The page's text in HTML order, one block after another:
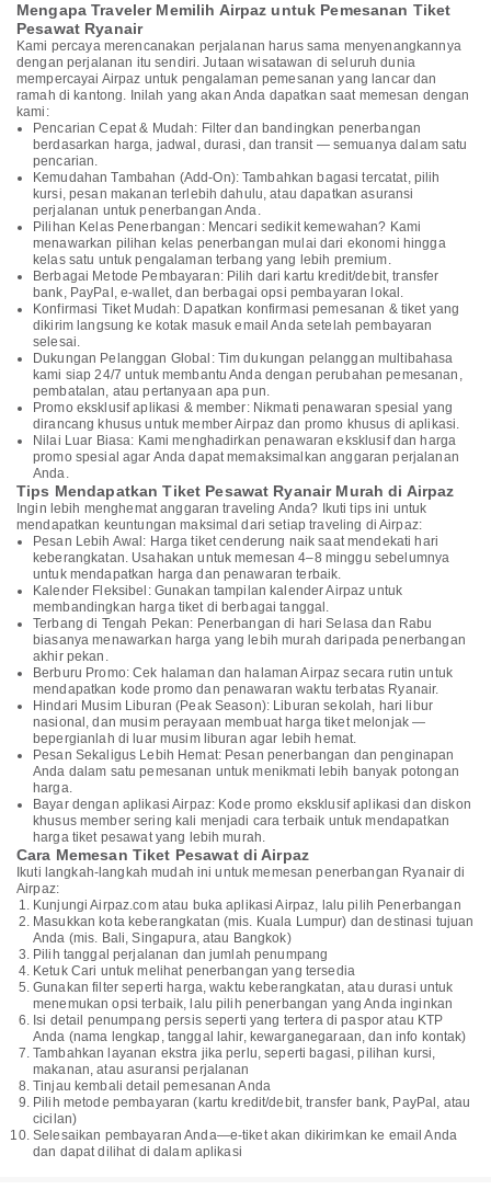
Mengapa Traveler Memilih Airpaz untuk Pemesanan Tiket
Pesawat Ryanair
Kami percaya merencanakan perjalanan harus sama menyenangkannya
dengan perjalanan itu sendiri. Jutaan wisatawan di seluruh dunia
mempercayai Airpaz untuk pengalaman pemesanan yang lancar dan
ramah di kantong. Inilah yang akan Anda dapatkan saat memesan dengan
kami:
Pencarian Cepat & Mudah: Filter dan bandingkan penerbangan
berdasarkan harga, jadwal, durasi, dan transit — semuanya dalam satu
pencarian.
Kemudahan Tambahan (Add-On): Tambahkan bagasi tercatat, pilih
kursi, pesan makanan terlebih dahulu, atau dapatkan asuransi
perjalanan untuk penerbangan Anda.
Pilihan Kelas Penerbangan: Mencari sedikit kemewahan? Kami
menawarkan pilihan kelas penerbangan mulai dari ekonomi hingga
kelas satu untuk pengalaman terbang yang lebih premium.
Berbagai Metode Pembayaran: Pilih dari kartu kredit/debit, transfer
bank, PayPal, e-wallet, dan berbagai opsi pembayaran lokal.
Konfirmasi Tiket Mudah: Dapatkan konfirmasi pemesanan & tiket yang
dikirim langsung ke kotak masuk email Anda setelah pembayaran
selesai.
Dukungan Pelanggan Global: Tim dukungan pelanggan multibahasa
kami siap 24/7 untuk membantu Anda dengan perubahan pemesanan,
pembatalan, atau pertanyaan apa pun.
Promo eksklusif aplikasi & member: Nikmati penawaran spesial yang
dirancang khusus untuk member Airpaz dan promo khusus di aplikasi.
Nilai Luar Biasa: Kami menghadirkan penawaran eksklusif dan harga
promo spesial agar Anda dapat memaksimalkan anggaran perjalanan
Anda.
Tips Mendapatkan Tiket Pesawat Ryanair Murah di Airpaz
Ingin lebih menghemat anggaran traveling Anda? Ikuti tips ini untuk
mendapatkan keuntungan maksimal dari setiap traveling di Airpaz:
Pesan Lebih Awal: Harga tiket cenderung naik saat mendekati hari
keberangkatan. Usahakan untuk memesan 4–8 minggu sebelumnya
untuk mendapatkan harga dan penawaran terbaik.
Kalender Fleksibel: Gunakan tampilan kalender Airpaz untuk
membandingkan harga tiket di berbagai tanggal.
Terbang di Tengah Pekan: Penerbangan di hari Selasa dan Rabu
biasanya menawarkan harga yang lebih murah daripada penerbangan
akhir pekan.
Berburu Promo: Cek halaman dan halaman Airpaz secara rutin untuk
mendapatkan kode promo dan penawaran waktu terbatas Ryanair.
Hindari Musim Liburan (Peak Season): Liburan sekolah, hari libur
nasional, dan musim perayaan membuat harga tiket melonjak —
bepergianlah di luar musim liburan agar lebih hemat.
Pesan Sekaligus Lebih Hemat: Pesan penerbangan dan penginapan
Anda dalam satu pemesanan untuk menikmati lebih banyak potongan
harga.
Bayar dengan aplikasi Airpaz: Kode promo eksklusif aplikasi dan diskon
khusus member sering kali menjadi cara terbaik untuk mendapatkan
harga tiket pesawat yang lebih murah.
Cara Memesan Tiket Pesawat di Airpaz
Ikuti langkah-langkah mudah ini untuk memesan penerbangan Ryanair di
Airpaz:
Kunjungi Airpaz.com atau buka aplikasi Airpaz, lalu pilih Penerbangan
Masukkan kota keberangkatan (mis. Kuala Lumpur) dan destinasi tujuan
Anda (mis. Bali, Singapura, atau Bangkok)
Pilih tanggal perjalanan dan jumlah penumpang
Ketuk Cari untuk melihat penerbangan yang tersedia
Gunakan filter seperti harga, waktu keberangkatan, atau durasi untuk
menemukan opsi terbaik, lalu pilih penerbangan yang Anda inginkan
Isi detail penumpang persis seperti yang tertera di paspor atau KTP
Anda (nama lengkap, tanggal lahir, kewarganegaraan, dan info kontak)
Tambahkan layanan ekstra jika perlu, seperti bagasi, pilihan kursi,
makanan, atau asuransi perjalanan
Tinjau kembali detail pemesanan Anda
Pilih metode pembayaran (kartu kredit/debit, transfer bank, PayPal, atau
cicilan)
Selesaikan pembayaran Anda—e-tiket akan dikirimkan ke email Anda
dan dapat dilihat di dalam aplikasi